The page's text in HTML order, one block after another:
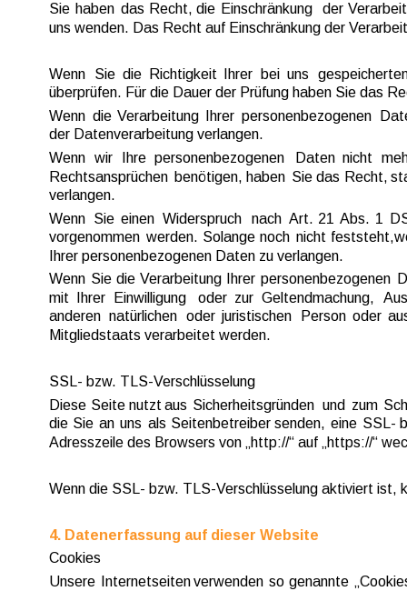
Sie haben das Recht, die Einschränkung der
uns wenden. Das Recht auf Einschränkung der
Wenn Sie die Richtigkeit Ihrer bei uns
überprüfen. Für die Dauer der Prüfung haben Sie das
Wenn die Verarbeitung Ihrer personenbezogenen
der Datenverarbeitung verlangen.
Wenn wir Ihre personenbezogenen Daten nicht
Rechtsansprüchen benötigen, haben Sie das Recht,
verlangen.
Wenn Sie einen Widerspruch nach Art. 21 Abs. 1
vorgenommen werden. Solange noch nicht feststeht,
Ihrer personenbezogenen Daten zu verlangen.
Wenn Sie die Verarbeitung Ihrer personenbezogenen
mit
Ihrer Einwilligung oder zur Geltendmachung,
anderen natürlichen oder juristischen Person oder
Mitgliedstaats verarbeitet werden.
SSL- bzw. TLS-Verschlüsselung
Diese Seite nutzt aus Sicherheitsgründen und zum
die Sie an uns als Seitenbetreiber senden, eine SSL-
Adresszeile des Browsers von „http://“ auf „https://“
Wenn die SSL- bzw. TLS-Verschlüsselung aktiviert ist,
4. Datenerfassung auf dieser Website
Cookies
Unsere
Internetseiten verwenden so genannte